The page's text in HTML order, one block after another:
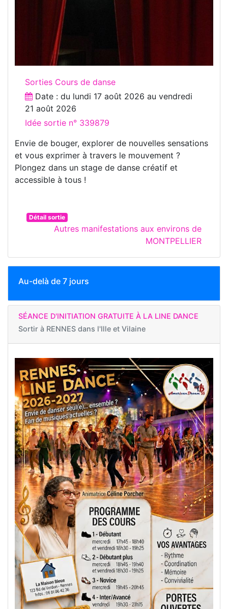
Sorties Cours de danse
Date : du lundi 17 août 2026 au vendredi
21 août 2026
Idée sortie n° 339879
Envie de bouger, explorer de nouvelles sensations
et vous exprimer à travers le mouvement ?
Plongez dans un stage de danse créatif et
accessible à tous !
Détail sortie
Autres manifestations aux environs de
MONTPELLIER
Au-delà de 7 jours
SÉANCE D'INITIATION GRATUITE À LA LINE DANCE
Sortir à RENNES dans l'Ille et Vilaine